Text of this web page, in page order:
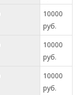
10000
руб.
10000
руб.
10000
руб.